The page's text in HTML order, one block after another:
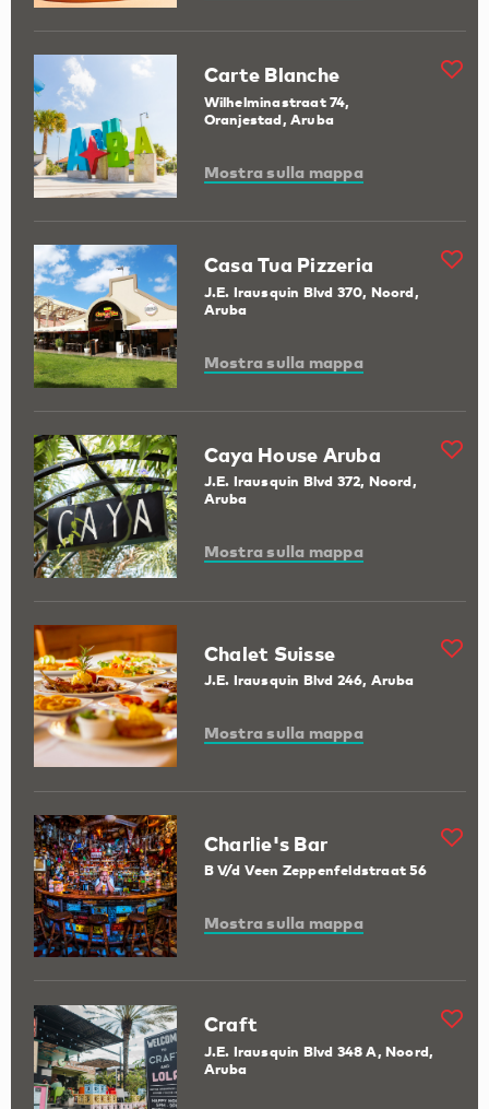
Carte Blanche
Wilhelminastraat 74,
Oranjestad, Aruba
Mostra sulla mappa
Casa Tua Pizzeria
J.E. Irausquin Blvd 370, Noord,
Aruba
Mostra sulla mappa
Caya House Aruba
J.E. Irausquin Blvd 372, Noord,
Aruba
Mostra sulla mappa
Chalet Suisse
J.E. Irausquin Blvd 246, Aruba
Mostra sulla mappa
Charlie's Bar
B V/d Veen Zeppenfeldstraat 56
Mostra sulla mappa
Craft
J.E. Irausquin Blvd 348 A, Noord,
Aruba